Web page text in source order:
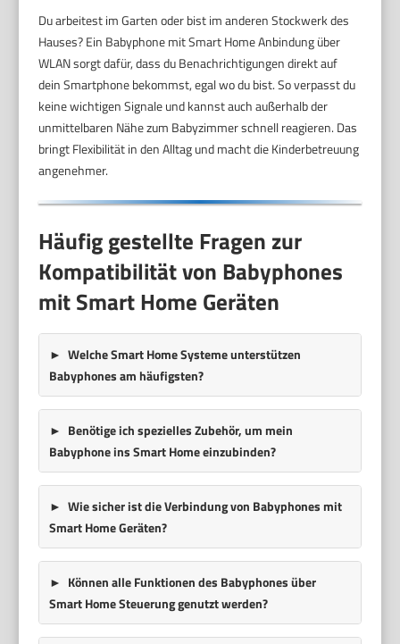
Du arbeitest im Garten oder bist im anderen Stockwerk des
Hauses? Ein Babyphone mit Smart Home Anbindung über
WLAN sorgt dafür, dass du Benachrichtigungen direkt auf
dein Smartphone bekommst, egal wo du bist. So verpasst du
keine wichtigen Signale und kannst auch außerhalb der
unmittelbaren Nähe zum Babyzimmer schnell reagieren. Das
bringt Flexibilität in den Alltag und macht die Kinderbetreuung
angenehmer.
Häufig gestellte Fragen zur
Kompatibilität von Babyphones
mit Smart Home Geräten
Welche Smart Home Systeme unterstützen
Babyphones am häufigsten?
Benötige ich spezielles Zubehör, um mein
Babyphone ins Smart Home einzubinden?
Wie sicher ist die Verbindung von Babyphones mit
Smart Home Geräten?
Können alle Funktionen des Babyphones über
Smart Home Steuerung genutzt werden?